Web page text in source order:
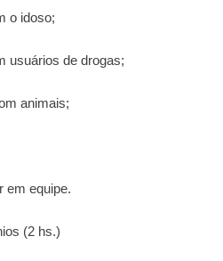
o idoso;
usuários de drogas;
animais;
em equipe.
(2 hs.)